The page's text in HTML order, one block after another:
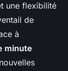
une flexibilité
de
à
minute